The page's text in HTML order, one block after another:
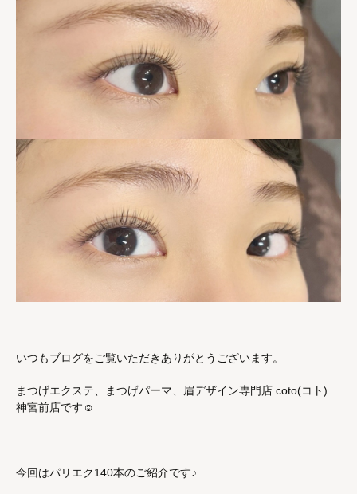
いつもブログをご覧いただきありがとうございます。
まつげエクステ、まつげパーマ、眉デザイン専門店 coto(コト)
神宮前店です☺︎
今回はパリエク140本のご紹介です♪